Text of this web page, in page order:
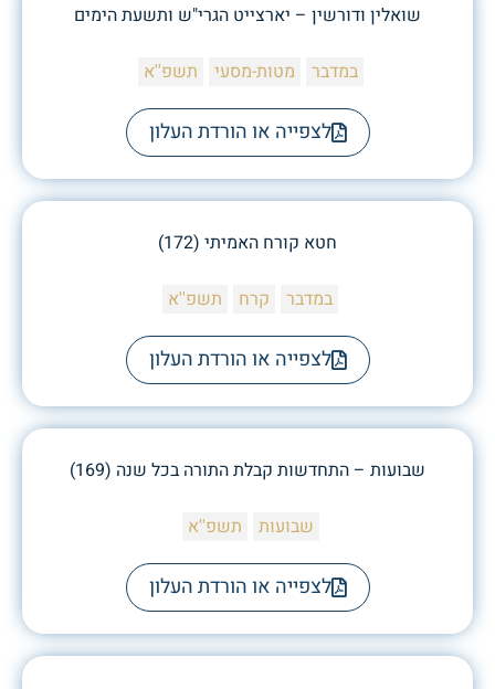
שואלין ודורשין – יארצייט הגרי"ש ותשעת הימים
במדבר מטות-מסעי תשפ''א
לצפייה או הורדת העלון
חטא קורח האמיתי (172)
במדבר קרח תשפ''א
לצפייה או הורדת העלון
שבועות – התחדשות קבלת התורה בכל שנה (169)
שבועות תשפ''א
לצפייה או הורדת העלון